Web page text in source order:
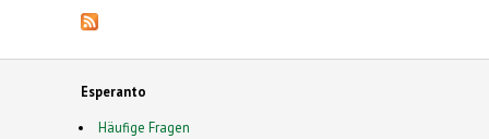
Esperanto
Häufige Fragen